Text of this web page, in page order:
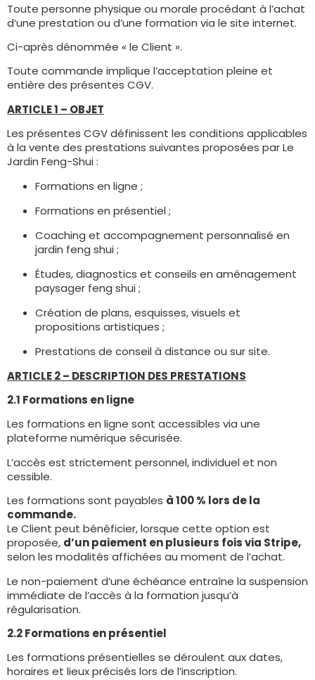
Toute personne physique ou morale procédant à l’achat
d’une prestation ou d’une formation via le site internet.
Ci-après dénommée « le Client ».
Toute commande implique l’acceptation pleine et
entière des présentes CGV.
ARTICLE 1 – OBJET
Les présentes CGV définissent les conditions applicables
à la vente des prestations suivantes proposées par Le
Jardin Feng-Shui :
Formations en ligne ;
Formations en présentiel ;
Coaching et accompagnement personnalisé en
jardin feng shui ;
Études, diagnostics et conseils en aménagement
paysager feng shui ;
Création de plans, esquisses, visuels et
propositions artistiques ;
Prestations de conseil à distance ou sur site.
ARTICLE 2 – DESCRIPTION DES PRESTATIONS
2.1 Formations en ligne
Les formations en ligne sont accessibles via une
plateforme numérique sécurisée.
L’accès est strictement personnel, individuel et non
cessible.
Les formations sont payables à 100 % lors de la
commande.
Le Client peut bénéficier, lorsque cette option est
proposée, d’un paiement en plusieurs fois via Stripe,
selon les modalités affichées au moment de l’achat.
Le non-paiement d’une échéance entraîne la suspension
immédiate de l’accès à la formation jusqu’à
régularisation.
2.2 Formations en présentiel
Les formations présentielles se déroulent aux dates,
horaires et lieux précisés lors de l’inscription.